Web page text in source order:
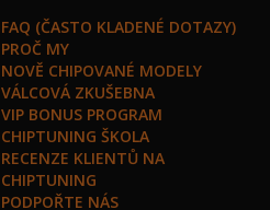
FAQ (ČASTO KLADENÉ DOTAZY)
PROČ MY
NOVĚ CHIPOVANÉ MODELY
VÁLCOVÁ ZKUŠEBNA
VIP BONUS PROGRAM
CHIPTUNING ŠKOLA
RECENZE KLIENTŮ NA
CHIPTUNING
PODPOŘTE NÁS